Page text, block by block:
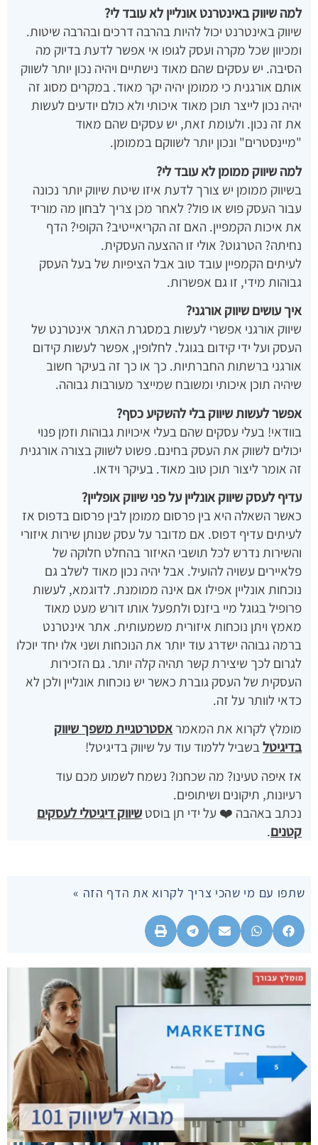
למה שיווק באינטרנט אונליין לא עובד לי?
שיווק באינטרנט יכול להיות בהרבה דרכים ובהרבה שיטות.
ומכיוון שכל מקרה ועסק לגופו אי אפשר לדעת בדיוק מה
הסיבה. יש עסקים שהם מאוד נישתיים ויהיה נכון יותר לשווק
אותם אורגנית כי ממומן יהיה יקר מאוד. במקרים מסוג זה
יהיה נכון לייצר תוכן מאוד איכותי ולא כולם יודעים לעשות
את זה נכון. ולעומת זאת, יש עסקים שהם מאוד
"מיינסטרים" ונכון יותר לשווקם בממומן.
למה שיווק ממומן לא עובד לי?
בשיווק ממומן יש צורך לדעת איזו שיטת שיווק יותר נכונה
עבור העסק פוש או פול? לאחר מכן צריך לבחון מה מוריד
את איכות הקמפיין. האם זה הקריאייטיב? הקופי? הדף
נחיתה? הטרגוט? אולי זו ההצעה העסקית.
לעיתים הקמפיין עובד טוב אבל הציפיות של בעל העסק
גבוהות מידי, זו גם אפשרות.
איך עושים שיווק אורגני?
שיווק אורגני אפשרי לעשות במסגרת האתר אינטרנט של
העסק ועל ידי קידום בגוגל. לחלופין, אפשר לעשות קידום
אורגני ברשתות החברתיות. כך או כך זה בעיקר חשוב
שיהיה תוכן איכותי ומשובח שמייצר מעורבות גבוהה.
אפשר לעשות שיווק בלי להשקיע כסף?
בוודאי! בעלי עסקים שהם בעלי איכויות גבוהות וזמן פנוי
יכולים לשווק את העסק בחינם. פשוט לשווק בצורה אורגנית
זה אומר ליצור תוכן טוב מאוד. בעיקר וידאו.
עדיף לעסק שיווק אונליין על פני שיווק אופליין?
כאשר השאלה היא בין פרסום ממומן לבין פרסום בדפוס אז
לעיתים עדיף דפוס. אם מדובר על עסק שנותן שירות איזורי
והשירות נדרש לכל תושבי האיזור בהחלט חלוקה של
פלאיירים עשויה להועיל. אבל יהיה נכון מאוד לשלב גם
נוכחות אונליין אפילו אם אינה ממומנת. לדוגמא, לעשות
פרופיל בגוגל מיי ביזנס ולתפעל אותו דורש מעט מאוד
מאמץ ויתן נוכחות איזורית משמעותית. אתר אינטרנט
ברמה גבוהה ישדרג עוד יותר את הנוכחות ושני אלו יחד יוכלו
לגרום לכך שיצירת קשר תהיה קלה יותר. גם הזכירות
העסקית של העסק גוברת כאשר יש נוכחות אונליין ולכן לא
כדאי לוותר על זה.
מומלץ לקרוא את המאמראסטרטגיית משפך שיווק
בדיגיטלבשביל ללמוד עוד על שיווק בדיגיטל!
אז איפה טעינו? מה שכחנו? נשמח לשמוע מכם עוד
רעיונות, תיקונים ושיתופים.
נכתב באהבה ❤️ על ידי תן בוסט שיווק דיגיטלי לעסקים
קטנים.
שתפו עם מי שהכי צריך לקרוא את הדף הזה »